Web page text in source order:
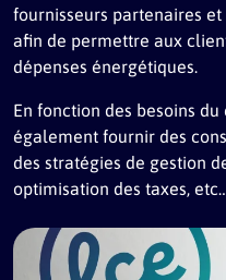
fournisseurs partenaires
afin de permettre aux
dépenses énergétiques.
En fonction des besoins
également fournir des
des stratégies de gestion
optimisation des taxes,